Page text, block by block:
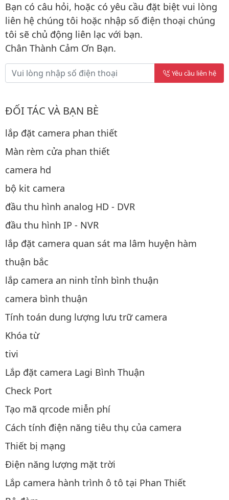
Bạn có câu hỏi, hoặc có yêu cầu đặt biệt vui lòng
liên hệ chúng tôi hoặc nhập số điện thoại chúng
tôi sẽ chủ động liên lạc với bạn.
Chân Thành Cảm Ơn Bạn.
Yêu cầu liên hệ
ĐỐI TÁC VÀ BẠN BÈ
lắp đặt camera phan thiết
Màn rèm cửa phan thiết
camera hd
bộ kit camera
đầu thu hình analog HD - DVR
đầu thu hình IP - NVR
lắp đặt camera quan sát ma lâm huyện hàm
thuận bắc
lắp camera an ninh tỉnh bình thuận
camera bình thuận
Tính toán dung lượng lưu trữ camera
Khóa từ
tivi
Lắp đặt camera Lagi Bình Thuận
Check Port
Tạo mã qrcode miễn phí
Cách tính điện năng tiêu thụ của camera
Thiết bị mạng
Điện năng lượng mặt trời
Lắp camera hành trình ô tô tại Phan Thiết